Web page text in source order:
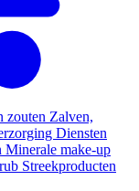
zouten Zalven,
Diensten
Minerale make-up
Streekproducten